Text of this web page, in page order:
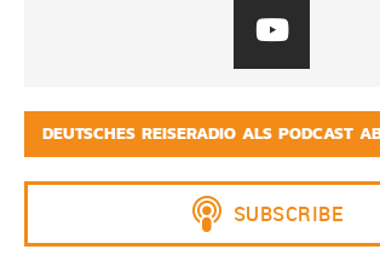
DEUTSCHES REISERADIO ALS PODCAST